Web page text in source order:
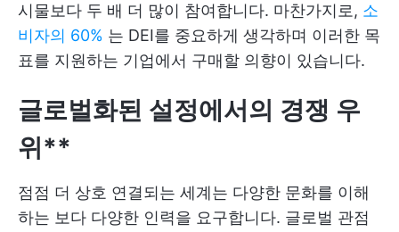
시물보다 두 배 더 많이 참여합니다. 마찬가지로, 소
비자의 60% 는 DEI를 중요하게 생각하며 이러한 목
표를 지원하는 기업에서 구매할 의향이 있습니다.
글로벌화된 설정에서의 경쟁 우
위**
점점 더 상호 연결되는 세계는 다양한 문화를 이해
하는 보다 다양한 인력을 요구합니다. 글로벌 관점